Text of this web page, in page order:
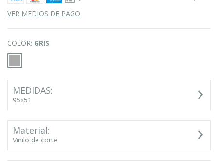
VER MEDIOS DE PAGO
COLOR: GRIS
MEDIDAS:
95x51
Material:
Vinilo de corte